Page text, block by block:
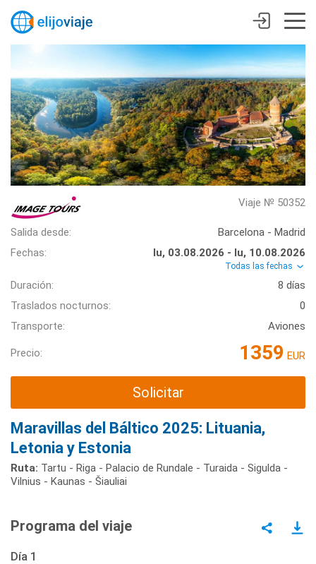
Viaje № 50352
Salida desde:
Barcelona - Madrid
Fechas:
lu, 03.08.2026 - lu, 10.08.2026
Todas las fechas
Duración:
8 días
Traslados nocturnos:
0
Transporte:
Aviones
Precio: 1359 EUR
Solicitar
Maravillas del Báltico 2025: Lituania,
Letonia y Estonia
Ruta: Tartu - Riga - Palacio de Rundale - Turaida - Sigulda -
Vilnius - Kaunas - Šiauliai
Programa del viaje
Día 1